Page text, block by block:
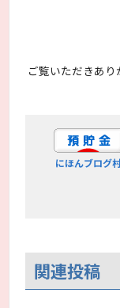
ご覧いただきあ
にほんブログ
関連投稿